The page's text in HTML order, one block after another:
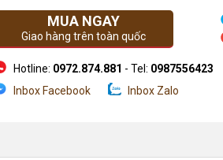
MUA NGAY
Giao hàng trên toàn quốc
Hotline: 0972.874.881 - Tel: 0987556423
Inbox Facebook
Inbox Zalo